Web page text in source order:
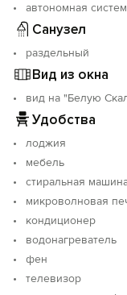
автономная
Санузел
раздельный
Вид из окна
вид на "Белую
Удобства
лоджия
мебель
стиральная
микроволновая
кондиционер
водонагреватель
фен
телевизор